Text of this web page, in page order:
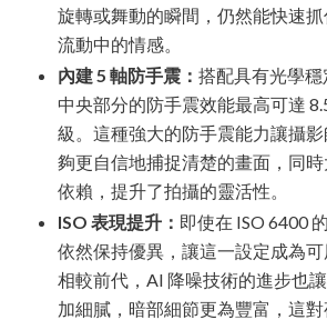
旋轉或舞動的瞬間，仍然能快速
流動中的情感。
內建 5 軸防手震： 搭配具有光學穩
中央部分的防手震效能最高可達
級。這種強大的防手震能力讓攝
夠更自信地捕捉清楚的畫面，同
依賴，提升了拍攝的靈活性。
ISO 表現提升： 即使在 ISO 6400
依然保持優異，讓這一設定成為可
相較前代，AI 降噪技術的進步也
加細膩，暗部細節更為豐富，這